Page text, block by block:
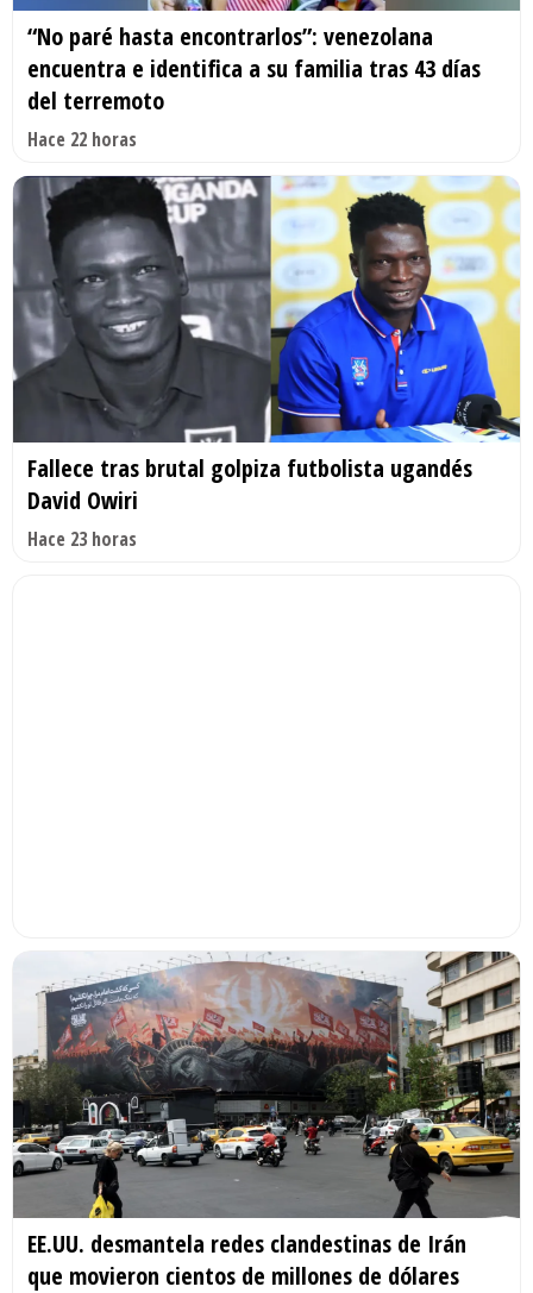
“No paré hasta encontrarlos”: venezolana
encuentra e identifica a su familia tras 43 días
del terremoto
Hace 22 horas
Fallece tras brutal golpiza futbolista ugandés
David Owiri
Hace 23 horas
EE.UU. desmantela redes clandestinas de Irán
que movieron cientos de millones de dólares